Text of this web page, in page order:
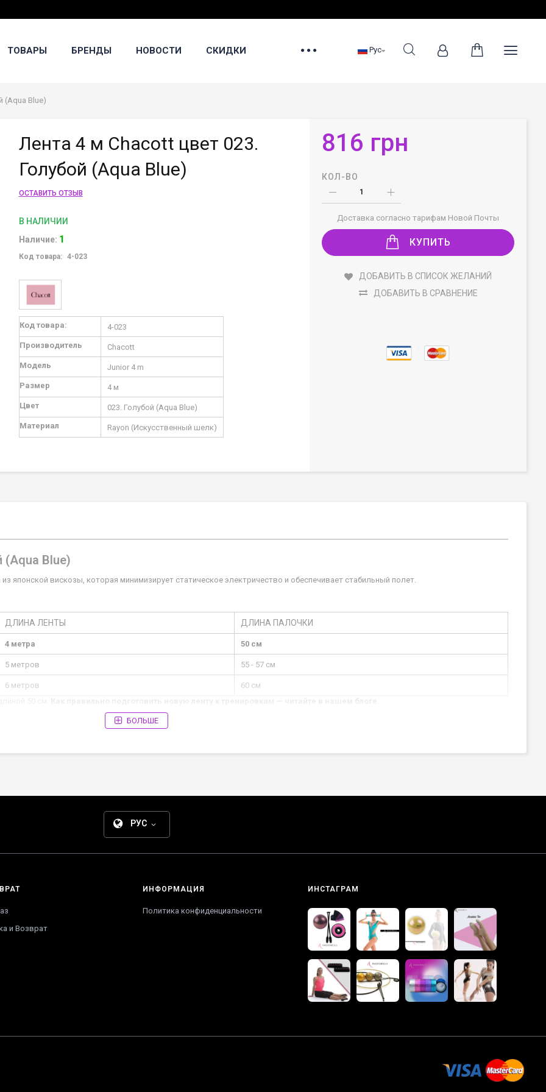
ТОВАРЫ БРЕНДЫ НОВОСТИ СКИДКИ Рус
(Aqua Blue)
Лента 4 м Chacott цвет 023.
Голубой (Aqua Blue)
ОСТАВИТЬ ОТЗЫВ
В НАЛИЧИИ
Наличие: 1
Код товара: 4-023
Подробная
информация
Код товара:
4-023
Производитель
Chacott
Модель
Junior 4 m
Размер
4 м
Цвет
023. Голубой (Aqua Blue)
Материал
Rayon (Искусственный шелк)
816 грн
КОЛ-ВО
Доставка согласно тарифам Новой Почты
КУПИТЬ
ДОБАВИТЬ В СПИСОК ЖЕЛАНИЙ
ДОБАВИТЬ В СРАВНЕНИЕ
(Aqua Blue)
японской вискозы, которая минимизирует статическое электричество и обеспечивает стабильный полет.
ДЛИНА ЛЕНТЫ ДЛИНА ПАЛОЧКИ
4 метра 50 см
5 метров 55 - 57 см
6 метров
60 см
БОЛЬШЕ
РУС
и Возврат
ИНФОРМАЦИЯ
Политика конфиденциальности
ИНСТАГРАМ